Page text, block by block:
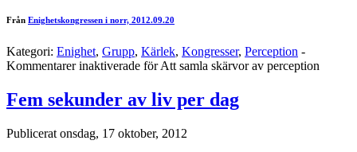
Från Enighetskongressen i norr, 2012.09.20
Kategori: Enighet, Grupp, Kärlek, Kongresser, Perception -
Kommentarer inaktiverade för Att samla skärvor av perception
Fem sekunder av liv per dag
Publicerat onsdag, 17 oktober, 2012